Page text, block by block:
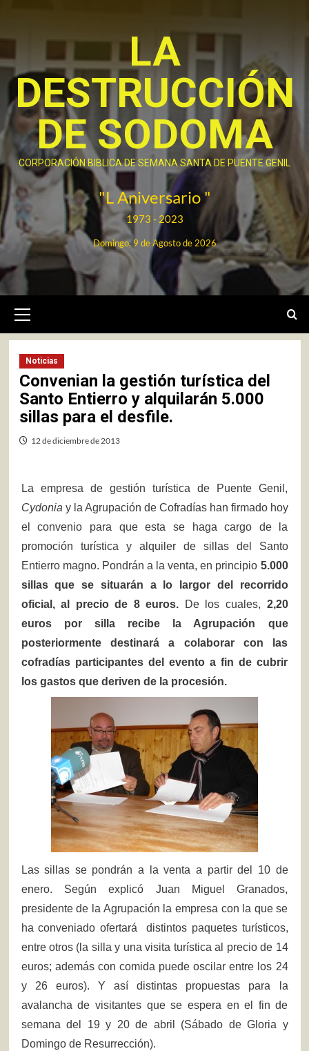
contenido
LA
DESTRUCCIÓN
DE SODOMA
CORPORACIÓN BIBLICA DE SEMANA SANTA DE PUENTE GENIL
"L Aniversario "
1973 - 2023
Domingo, 9 de Agosto de 2026
primario
Noticias
Convenian la gestión turística del
Santo Entierro y alquilarán 5.000
sillas para el desfile.
12 de diciembre de 2013
La empresa de gestión turística de Puente Genil,
Cydonia y la Agrupación de Cofradías han firmado hoy
el convenio para que esta se haga cargo de la
promoción turística y alquiler de sillas del Santo
Entierro magno. Pondrán a la venta, en principio 5.000
sillas que se situarán a lo largor del recorrido
oficial, al precio de 8 euros. De los cuales, 2,20
euros por silla recibe la Agrupación que
posteriormente destinará a colaborar con las
cofradías participantes del evento a fin de cubrir
los gastos que deriven de la procesión.
Las sillas se pondrán a la venta a partir del 10 de
enero. Según explicó Juan Miguel Granados,
presidente de la Agrupación la empresa con la que se
ha conveniado ofertará distintos paquetes turísticos,
entre otros (la silla y una visita turística al precio de 14
euros; además con comida puede oscilar entre los 24
y 26 euros). Y así distintas propuestas para la
avalancha de visitantes que se espera en el fin de
semana del 19 y 20 de abril (Sábado de Gloria y
Domingo de Resurrección).